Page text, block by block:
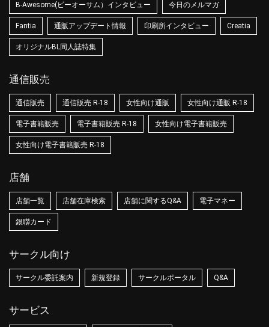
B-Awesome(ビーオーサム）インタビュー 今日のメルマガ
Fantia 通販アップデート情報 印刷所インタビュー Creatia
オリジナルBL同人誌特集
通信販売
通信販売 通信販売 R-18 女性向け通販 女性向け通販 R-18
電子書籍販売 電子書籍販売 R-18 女性向け電子書籍販売
女性向け電子書籍販売 R-18
店舗
店舗一覧 店舗在庫検索 店舗に関するQ&A 電子マネー
銀聯カード
サークル向け
サークル委託案内 新規登録 サークルポータル Q&A
サービス